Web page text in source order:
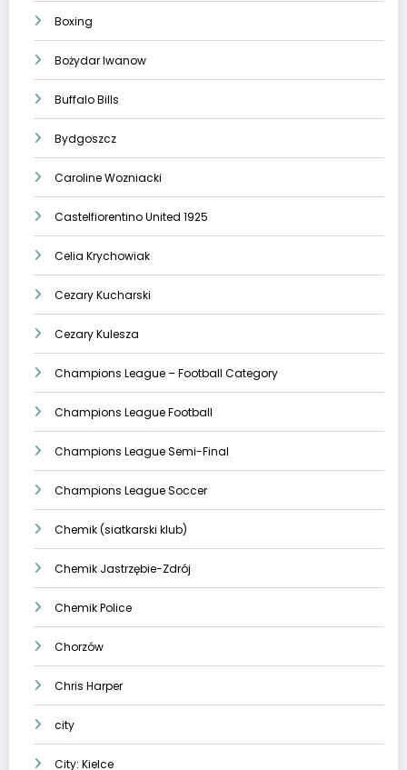
Boxing
Bożydar Iwanow
Buffalo Bills
Bydgoszcz
Caroline Wozniacki
Castelfiorentino United 1925
Celia Krychowiak
Cezary Kucharski
Cezary Kulesza
Champions League – Football Category
Champions League Football
Champions League Semi-Final
Champions League Soccer
Chemik (siatkarski klub)
Chemik Jastrzębie-Zdrój
Chemik Police
Chorzów
Chris Harper
city
City: Kielce